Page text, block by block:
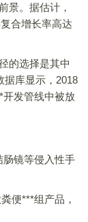
景。据估计，
合增长率高达
的选择是其中
据库显示，2018
开发管线中被放
镜等侵入性手
便***组产品，